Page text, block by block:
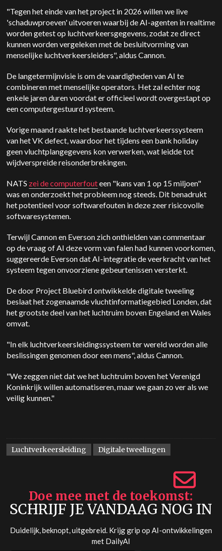
"Tegen het einde van het project in 2026 willen we live
'schaduwproeven' uitvoeren waarbij de AI-agenten in realtime
worden getest op luchtverkeersgegevens, zodat ze direct
kunnen worden vergeleken met de besluitvorming van
menselijke luchtverkeersleiders", aldus Cannon.
De langetermijnvisie is om de vaardigheden van AI te
combineren met menselijke operators. Het zal echter nog
enkele jaren duren voordat er officieel wordt overgestapt op
een computergestuurd systeem.
Vorige maand raakte het bestaande luchtverkeerssysteem
van het VK defect, waardoor het tijdens een bank holiday
geen vluchtplangegevens kon verwerken, wat leidde tot
wijdverspreide reisonderbrekingen.
NATS zei de computerfouteen "kans van 1 op 15 miljoen"
was en onderzoekt het probleem nog steeds. Dit benadrukt
het potentieel voor softwarefouten in deze zeer risicovolle
softwaresystemen.
Terwijl Cannon en Everson zich onthielden van commentaar
op de vraag of AI deze vorm van falen had kunnen voorkomen,
suggereerde Everson dat AI-integratie de veerkracht van het
systeem tegen onvoorziene gebeurtenissen versterkt.
De door Project Bluebird ontwikkelde digitale tweeling
beslaat het zogenaamde vluchtinformatiegebied Londen, dat
het grootste deel van het luchtruim boven Engeland en Wales
omvat.
"In elk luchtverkeersleidingssysteem ter wereld worden alle
beslissingen genomen door een mens", aldus Cannon.
"We zeggen niet dat we het luchtruim boven het Verenigd
Koninkrijk willen automatiseren, maar we gaan zo ver als we
veilig kunnen."
Luchtverkeersleiding Digitale tweelingen
Doe mee met de toekomst
SCHRIJF JE VANDAAG NOG IN
Duidelijk, beknopt, uitgebreid. Krijg grip op AI-ontwikkelingen
met DailyAI